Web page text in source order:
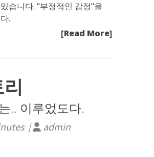
습니다. “부정적인 감정"을
.
[Read More]
.. 이루었도다.
| admin